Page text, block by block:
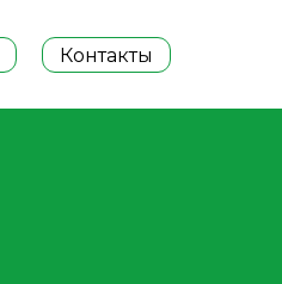
Контакты